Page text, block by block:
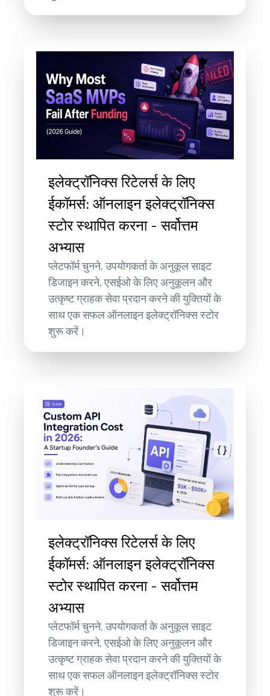
इलेक्ट्रॉनिक्स रिटेलर्स के लिए
ईकॉमर्स: ऑनलाइन इलेक्ट्रॉनिक्स
स्टोर स्थापित करना - सर्वोत्तम
अभ्यास
प्लेटफॉर्म चुनने, उपयोगकर्ता के अनुकूल साइट
डिजाइन करने, एसईओ के लिए अनुकूलन और
उत्कृष्ट ग्राहक सेवा प्रदान करने की युक्तियों के
साथ एक सफल ऑनलाइन इलेक्ट्रॉनिक्स स्टोर
शुरू करें।
इलेक्ट्रॉनिक्स रिटेलर्स के लिए
ईकॉमर्स: ऑनलाइन इलेक्ट्रॉनिक्स
स्टोर स्थापित करना - सर्वोत्तम
अभ्यास
प्लेटफॉर्म चुनने, उपयोगकर्ता के अनुकूल साइट
डिजाइन करने, एसईओ के लिए अनुकूलन और
उत्कृष्ट ग्राहक सेवा प्रदान करने की युक्तियों के
साथ एक सफल ऑनलाइन इलेक्ट्रॉनिक्स स्टोर
शुरू करें।